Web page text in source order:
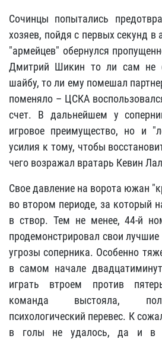
Сочинцы попытались
хозяев, пойдя с первых секунд в
"армейцев" обернулся
Дмитрий Шикин то ли сам не
шайбу, то ли ему помешал
поменяло – ЦСКА
счет. В дальнейшем у
игровое преимущество, но и
усилия к тому, чтобы
чего возражал вратарь Кевин
Свое давление на ворота южан
во втором периоде, за который
в створ. Тем не менее, 44-й
продемонстрировал свои лучшие
угрозы соперника. Особенно
в самом начале
играть втроем против
команда выстояла,
психологический перевес. К
в голы не удалось, да и в